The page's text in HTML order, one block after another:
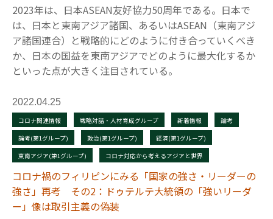
2023年は、日本ASEAN友好協力50周年である。日本で
は、日本と東南アジア諸国、あるいはASEAN（東南アジ
ア諸国連合）と戦略的にどのように付き合っていくべき
か、日本の国益を東南アジアでどのように最大化するか
といった点が大きく注目されている。
2022.04.25
コロナ関連情報 戦略対話・人材育成グループ 新着情報 論考
論考(第1グループ) 政治(第1グループ) 経済(第1グループ)
東南アジア(第1グループ) コロナ対応から考えるアジアと世界
コロナ禍のフィリピンにみる「国家の強さ・リーダーの
強さ」再考 その2：ドゥテルテ大統領の「強いリーダ
ー」像は取引主義の偽装